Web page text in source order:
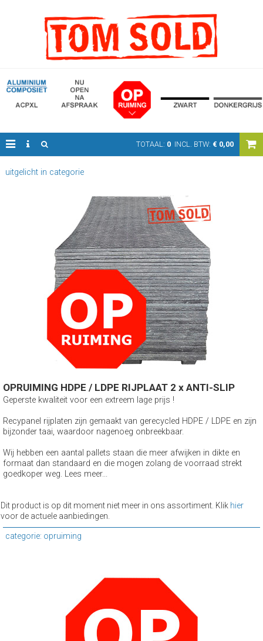
TOTAAL: 0 INCL. BTW: € 0,00
uitgelicht in categorie
OPRUIMING HDPE / LDPE RIJPLAAT 2 x ANTI-SLIP
Geperste kwaliteit voor een extreem lage prijs !
Recypanel rijplaten zijn gemaakt van gerecycled HDPE / LDPE en zijn
bijzonder taai, waardoor nagenoeg onbreekbaar.
Wij hebben een aantal pallets staan die meer afwijken in dikte en
formaat dan standaard en die mogen zolang de voorraad strekt
goedkoper weg. Lees meer...
Dit product is op dit moment niet meer in ons assortiment. Klik hier
voor de actuele aanbiedingen.
categorie: opruiming